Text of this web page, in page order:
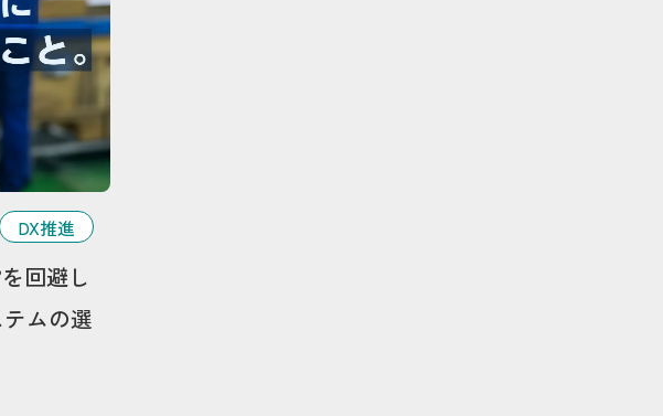
DX推進
回避し
ムの選